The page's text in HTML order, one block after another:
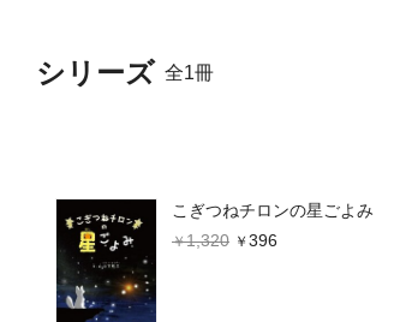
シリーズ 全1冊
こぎつねチロンの星ごよみ
1,320
396